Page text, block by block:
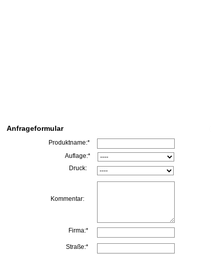
Auflage:*
Druck:
Kommentar:
Firma:*
Straße:*
Produktname:*
Anfrageformular